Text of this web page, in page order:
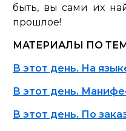
быть, вы сами их
прошлое!
МАТЕРИАЛЫ ПО
В этот день. На
В этот день.
В этот день. По